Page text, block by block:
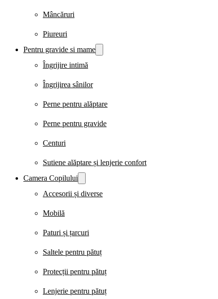
Mâncăruri
Piureuri
Pentru gravide si mame
Îngrijire intimă
Îngrijirea sânilor
Perne pentru alăptare
Perne pentru gravide
Centuri
Sutiene alăptare și lenjerie confort
Camera Copilului
Accesorii și diverse
Mobilă
Paturi și țarcuri
Saltele pentru pătuț
Protecții pentru pătuț
Lenjerie pentru pătuț